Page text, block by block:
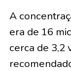
A
era de 16
cerca de 3,2